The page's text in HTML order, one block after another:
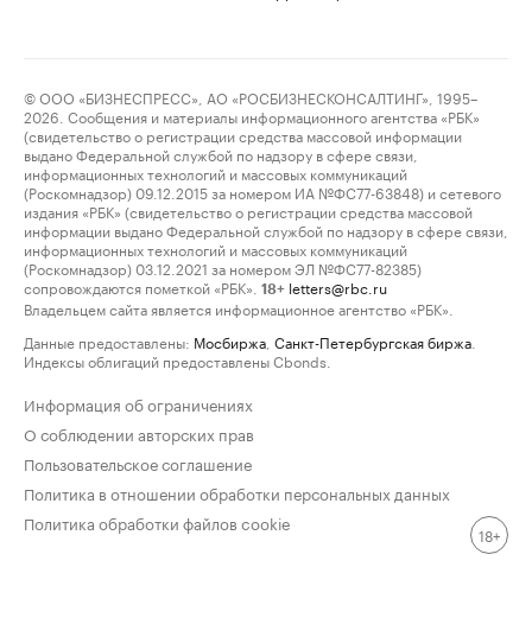
© ООО «БИЗНЕСПРЕСС», АО «РОСБИЗНЕСКОНСАЛТИНГ», 1995–
2026. Сообщения и материалы информационного агентства «РБК»
(свидетельство о регистрации средства массовой информации
выдано Федеральной службой по надзору в сфере связи,
информационных технологий и массовых коммуникаций
(Роскомнадзор) 09.12.2015 за номером ИА №ФС77-63848) и сетевого
издания «РБК» (свидетельство о регистрации средства массовой
информации выдано Федеральной службой по надзору в сфере связи,
информационных технологий и массовых коммуникаций
(Роскомнадзор) 03.12.2021 за номером ЭЛ №ФС77-82385)
сопровождаются пометкой «РБК».
18+ letters@rbc.ru
Владельцем сайта является информационное агентство «РБК».
Данные предоставлены: Мосбиржа Санкт-Петербургская биржа
Индексы облигаций предоставлены Cbonds.
Информация об ограничениях
О соблюдении авторских прав
Пользовательское соглашение
Политика в отношении обработки персональных данных
Политика обработки файлов cookie
18+